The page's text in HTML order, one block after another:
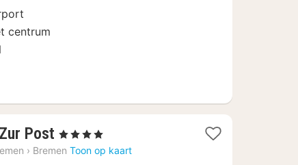
centrum
Post 1
nacht
, 4 Sterren
› Bremen Toon op kaart